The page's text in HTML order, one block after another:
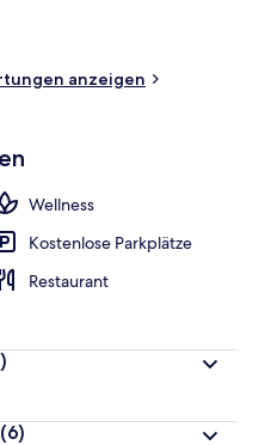
anzeigen
Wellness
Kostenlose Parkplätze
Restaurant
(6)